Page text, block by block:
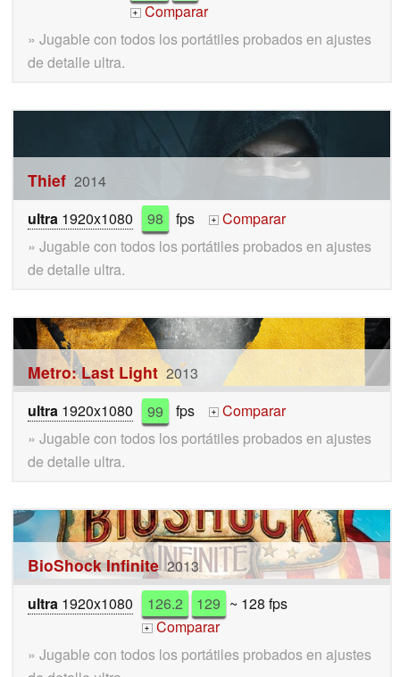
+ Comparar
» Jugable con todos los portátiles probados en ajustes
de detalle ultra.
Thief 2014
ultra 1920x1080 98 fps +
Comparar
» Jugable con todos los portátiles probados en ajustes
de detalle ultra.
Metro: Last Light 2013
ultra 1920x1080 99 fps +
Comparar
» Jugable con todos los portátiles probados en ajustes
de detalle ultra.
BioShock Infinite 2013
ultra 1920x1080 126.2 129 ~ 128 fps
+ Comparar
» Jugable con todos los portátiles probados en ajustes